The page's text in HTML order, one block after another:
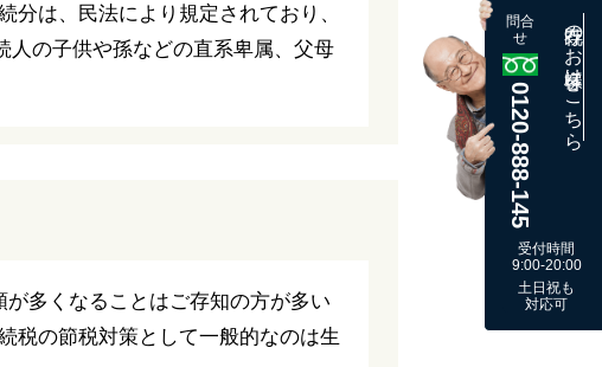
は、民法により規定されており、
人の子供や孫などの直系卑属、父母
多くなることはご存知の方が多い
税の節税対策として一般的なのは生
問合
せ
0120-888-145
既存のお客様はこちら
受付時間
9:00-20:00
土日祝も
対応可